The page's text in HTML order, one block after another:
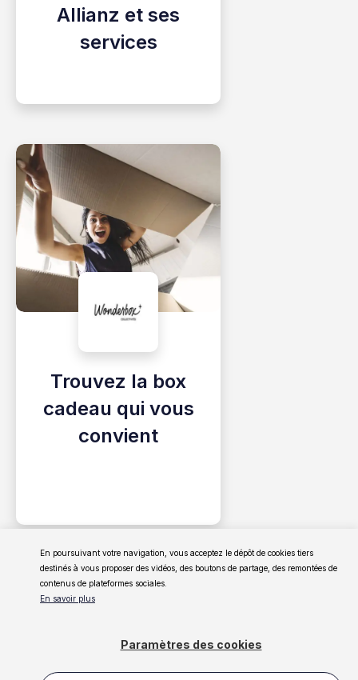
Allianz et ses
services
Trouvez la box
cadeau qui vous
convient
Glossaire Contact Mentions Légales
En poursuivant votre navigation, vous acceptez le dépôt de cookies tiers
destinés à vous proposer des vidéos, des boutons de partage, des remontées de
contenus de plateformes sociales.
En savoir plus
Paramètres des cookies